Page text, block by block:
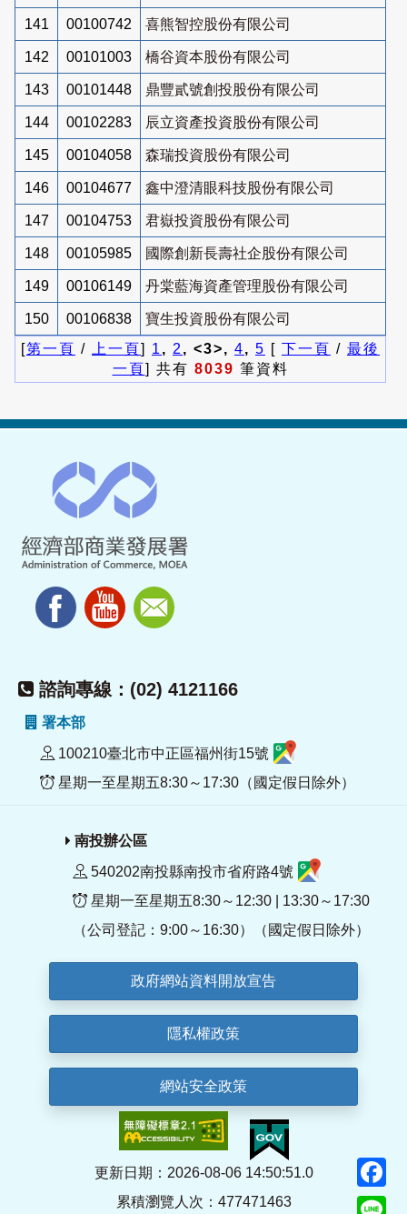
141 00100742 喜熊智控股份有限公司
142 00101003 橋谷資本股份有限公司
143 00101448 鼎豐貳號創投股份有限公司
144 00102283 辰立資產投資股份有限公司
145 00104058 森瑞投資股份有限公司
146 00104677 鑫中澄清眼科技股份有限公司
147 00104753 君嶽投資股份有限公司
148 00105985 國際創新長壽社企股份有限公司
149 00106149 丹棠藍海資產管理股份有限公司
150 00106838
寶生投資股份有限公司
[第一頁 / 上一頁] 1 , 2 , <3>, 4, 5 [ 下一頁 / 最後
一頁] 共有 8039 筆資料
諮詢專線：(02) 4121166
署本部
100210臺北市中正區福州街15號
星期一至星期五8:30～17:30（國定假日除外）
南投辦公區
540202南投縣南投市省府路4號
星期一至星期五8:30～12:30 | 13:30～17:30
（公司登記：9:00～16:30）（國定假日除外）
政府網站資料開放宣告
隱私權政策
網站安全政策
更新日期：2026-08-06 14:50:51.0
累積瀏覽人次：477471463